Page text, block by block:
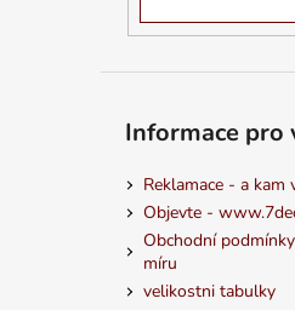
Informace pro
Reklamace - a kam
Objevte -
Obchodní
míru
velikostni tabulky